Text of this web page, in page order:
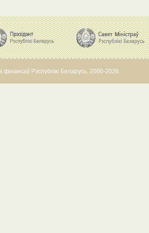
фінансаў Рэспублікі Беларусь, 2000-2026.